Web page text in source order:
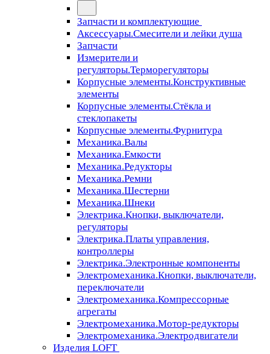
Запчасти и комплектующие
Аксессуары.Смесители и лейки душа
Запчасти
Измерители и
регуляторы.Терморегуляторы
Корпусные элементы.Конструктивные
элементы
Корпусные элементы.Стёкла и
стеклопакеты
Корпусные элементы.Фурнитура
Механика.Валы
Механика.Емкости
Механика.Редукторы
Механика.Ремни
Механика.Шестерни
Механика.Шнеки
Электрика.Кнопки, выключатели,
регуляторы
Электрика.Платы управления,
контроллеры
Электрика.Электронные компоненты
Электромеханика.Кнопки, выключатели,
переключатели
Электромеханика.Компрессорные
агрегаты
Электромеханика.Мотор-редукторы
Электромеханика.Электродвигатели
Изделия LOFT